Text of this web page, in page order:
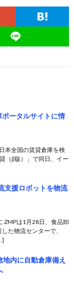
ータルサイトに情
本全国の賃貸倉庫を検
（β版）」で同日、イー
支援ロボットを物流
ZMPは1月28日、食品卸
た物流センターで、
内に自動倉庫備え